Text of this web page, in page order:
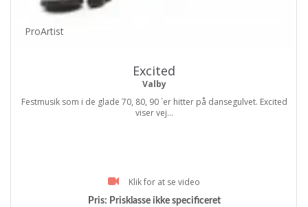
ProArtist
Excited
Valby
Festmusik som i de glade 70, 80, 90 ´er hitter på dansegulvet. Excited
viser vej...
Klik for at se video
Pris: Prisklasse ikke specificeret